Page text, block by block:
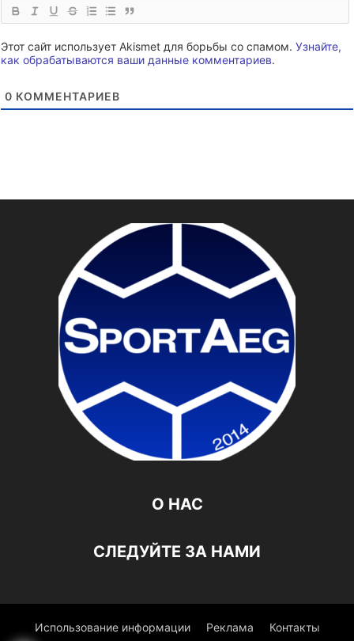
Этот сайт использует Akismet для борьбы со спамом. Узнайте,
как обрабатываются ваши данные комментариев.
0 КОММЕНТАРИЕВ
О НАС
СЛЕДУЙТЕ ЗА НАМИ
Использование информации Реклама Контакты